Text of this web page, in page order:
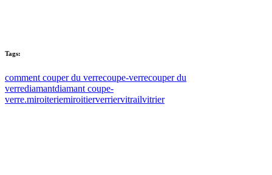
Tags:
comment couper du verrecoupe-verrecouper du
verrediamantdiamant coupe-
verre.miroiteriemiroitierverriervitrailvitrier